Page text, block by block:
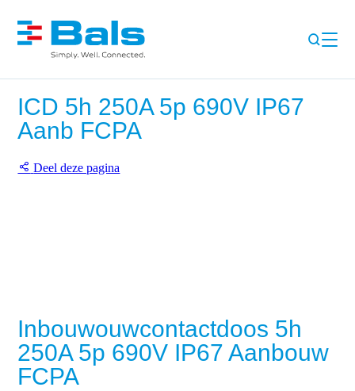
ICD 5h 250A 5p 690V IP67
Aanb FCPA
Deel deze pagina
Inbouwouwcontactdoos 5h
250A 5p 690V IP67 Aanbouw
FCPA